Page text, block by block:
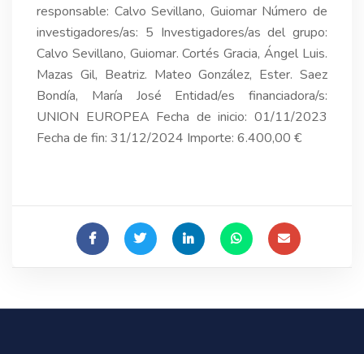
responsable: Calvo Sevillano, Guiomar Número de
investigadores/as: 5 Investigadores/as del grupo:
Calvo Sevillano, Guiomar. Cortés Gracia, Ángel Luis.
Mazas Gil, Beatriz. Mateo González, Ester. Saez
Bondía, María José Entidad/es financiadora/s:
UNION EUROPEA Fecha de inicio: 01/11/2023
Fecha de fin: 31/12/2024 Importe: 6.400,00 €